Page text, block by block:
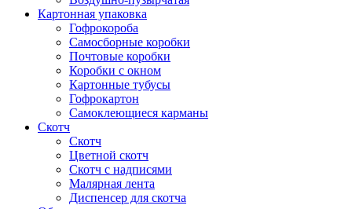
Картонная упаковка
Гофрокороба
Самосборные коробки
Почтовые коробки
Коробки с окном
Картонные тубусы
Гофрокартон
Самоклеющиеся карманы
Скотч
Скотч
Цветной скотч
Скотч с надписями
Малярная лента
Диспенсер для скотча